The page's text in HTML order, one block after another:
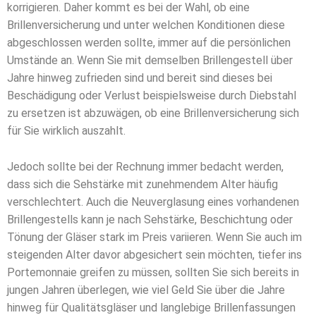
korrigieren. Daher kommt es bei der Wahl, ob eine
Brillenversicherung und unter welchen Konditionen diese
abgeschlossen werden sollte, immer auf die persönlichen
Umstände an. Wenn Sie mit demselben Brillengestell über
Jahre hinweg zufrieden sind und bereit sind dieses bei
Beschädigung oder Verlust beispielsweise durch Diebstahl
zu ersetzen ist abzuwägen, ob eine Brillenversicherung sich
für Sie wirklich auszahlt.
Jedoch sollte bei der Rechnung immer bedacht werden,
dass sich die Sehstärke mit zunehmendem Alter häufig
verschlechtert. Auch die Neuverglasung eines vorhandenen
Brillengestells kann je nach Sehstärke, Beschichtung oder
Tönung der Gläser stark im Preis variieren. Wenn Sie auch im
steigenden Alter davor abgesichert sein möchten, tiefer ins
Portemonnaie greifen zu müssen, sollten Sie sich bereits in
jungen Jahren überlegen, wie viel Geld Sie über die Jahre
hinweg für Qualitätsgläser und langlebige Brillenfassungen